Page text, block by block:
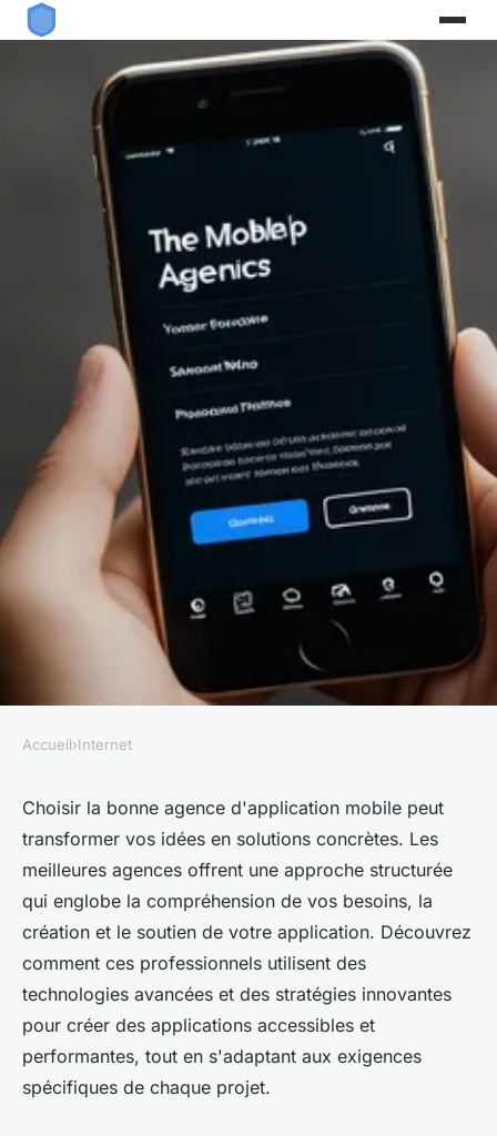
Les agences d'application
mobile qui propulsent votre
projet
Martin•19 juin 2025•5 min de lecture
Accueil›Internet
Choisir la bonne agence d'application mobile peut
transformer vos idées en solutions concrètes. Les
meilleures agences offrent une approche structurée
qui englobe la compréhension de vos besoins, la
création et le soutien de votre application. Découvrez
comment ces professionnels utilisent des
technologies avancées et des stratégies innovantes
pour créer des applications accessibles et
performantes, tout en s'adaptant aux exigences
spécifiques de chaque projet.